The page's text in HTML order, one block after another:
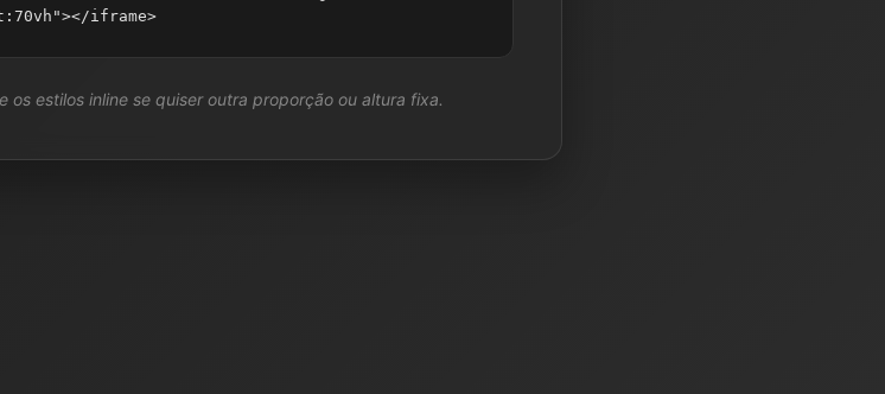
iframe>
os estilos inline se quiser outra proporção ou altura fixa.